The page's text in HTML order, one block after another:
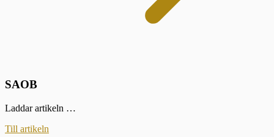
SAOB
Laddar artikeln …
Till artikeln